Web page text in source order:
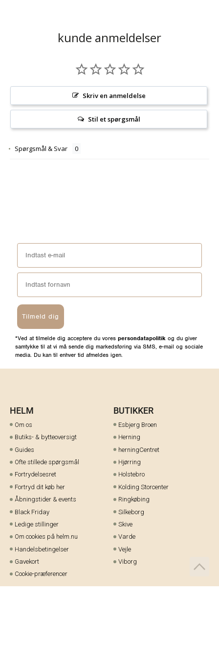
kunde anmeldelser
Skriv en anmeldelse
Stil et spørgsmål
Spørgsmål & Svar
Tilmeld dig
*Ved at tilmelde dig acceptere du vores persondatapolitik og du giver
samtykke til at vi må sende dig markedsføring via SMS, e-mail og sociale
media. Du kan til enhver tid afmeldes igen.
HELM
Om os
Butiks- & bytteoversigt
Guides
Ofte stillede spørgsmål
Fortrydelsesret
Fortryd dit køb her
Åbningstider & events
Black Friday
Ledige stillinger
Om cookies på helm.nu
Handelsbetingelser
Gavekort
Cookie-præferencer
BUTIKKER
Esbjerg Broen
Herning
herningCentret
Hjørring
Holstebro
Kolding Storcenter
Ringkøbing
Silkeborg
Skive
Varde
Vejle
Viborg